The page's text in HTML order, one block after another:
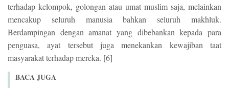
terhadap kelompok, golongan atau umat muslim saja, melainkan
mencakup seluruh manusia bahkan seluruh makhluk.
Berdampingan dengan amanat yang dibebankan kepada para
penguasa, ayat tersebut juga menekankan kewajiban taat
masyarakat terhadap mereka. [6]
BACA JUGA